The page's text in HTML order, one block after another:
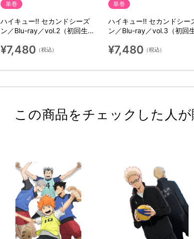
単巻
ハイキュー!! セカンドシーズ
ン／Blu-ray／vol.2（初回生産
¥7,480 （税込）
単巻
ハイキュー!! セカンドシー
ン／Blu-ray／vol.3（初回
¥7,480 （税込）
この商品をチェックした人